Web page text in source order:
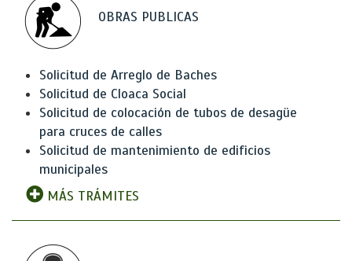
OBRAS PUBLICAS
Solicitud de Arreglo de Baches
Solicitud de Cloaca Social
Solicitud de colocación de tubos de desagüe
para cruces de calles
Solicitud de mantenimiento de edificios
municipales
MÁS TRÁMITES